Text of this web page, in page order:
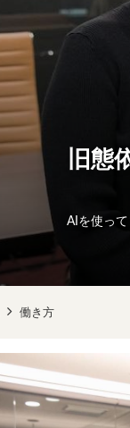
旧態
AIを使っ
働き方